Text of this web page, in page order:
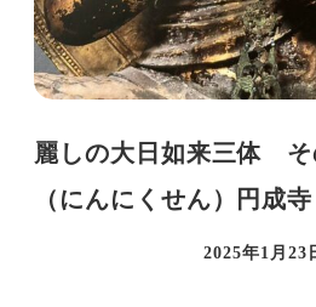
麗しの大日如来三体
（にんにくせん）円成寺
投稿日
2025年1月23